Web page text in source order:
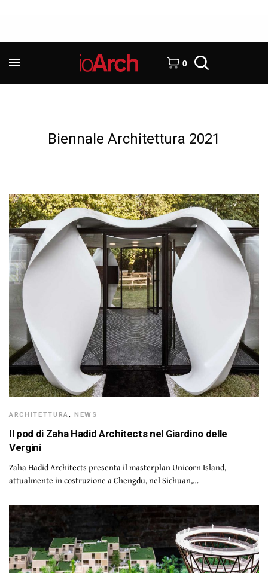
0
Biennale Architettura 2021
ARCHITETTURA,NEWS
Il pod di Zaha Hadid Architects nel Giardino delle
Vergini
Zaha Hadid Architects presenta il masterplan Unicorn Island,
attualmente in costruzione a Chengdu, nel Sichuan,…